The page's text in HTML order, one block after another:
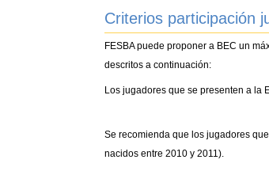
Criterios participación
FESBA puede proponer a BEC un
descritos a continuación:
Los jugadores que se presenten a la
Se recomienda que los jugadores
nacidos entre 2010 y 2011).